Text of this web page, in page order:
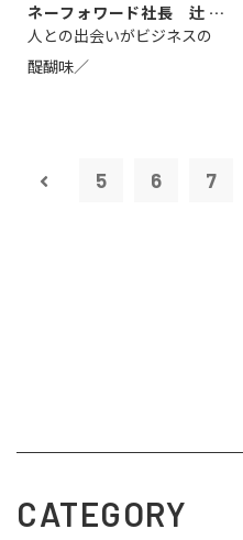
ネーフォワード社長 辻 庸
介
人との出会いがビジネスの
醍醐味／
5 6 7
CATEGORY